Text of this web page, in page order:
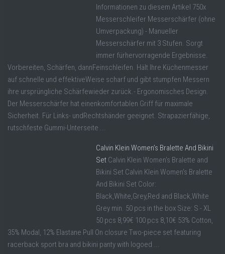
Informationen zu diesem Artikel 750x
Messerschleifer Messerschärfer (ohne
Umverpackung) - Manueller
Messerschärfer mit 3 Stufen. Sorgt
immer fürhervorragende Ergebnisse.
Vorbereiten, Schärfen, dannFeinschleifen. Hält Ihre Küchenmesser
auf schnelle und effektiveWeise scharf und gibt stumpfen Messern
ihre ursprüngliche Schärfewieder zurück.- Ergonomisches Design.
Der Messerschärfer hat einenkomfortablen Griff für maximale
Sicherheit. Für Links- undRechtshänder geeignet. Strapazierfähige,
rutschfeste Gummi-Unterseite ...
Calvin Klein Women’s Bralette And Bikini
Set Calvin Klein Women's Bralette and
Bikini Set Calvin Klein Women's Bralette
And Bikini Set Color:
Black,White,Grey,Red and Black,White
Grey min. 50 pcs in the box Size: S - XL
50 pcs 8,99€ 100 pcs 8,10€ 53% Cotton,
35% Modal, 12% Elastane Pull On closure Two-piece set featuring
racerback sport bra and bikini panty with logoed ...